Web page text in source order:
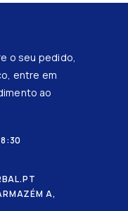
o seu pedido,
entre em
ao
A,